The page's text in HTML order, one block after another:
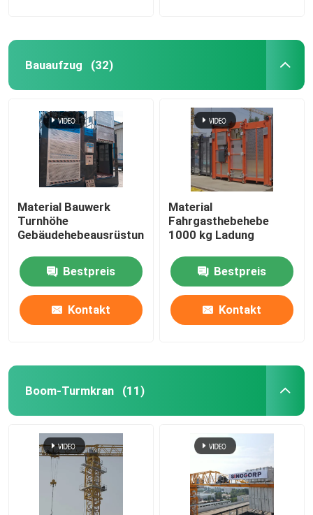
Bauaufzug (32)
Material Bauwerk
Turnhöhe
Gebäudehebeausrüstung
Bestpreis
Kontakt
Material
Fahrgasthebehebe
1000 kg Ladung
Bestpreis
Kontakt
Boom-Turmkran (11)